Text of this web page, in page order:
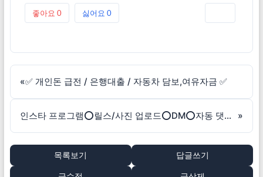
좋아요 0 싫어요 0
«✅ 개인돈 급전 / 은행대출 / 자동차 담보,여유자금 ✅
인스타 프로그램⭕릴스/사진 업로드⭕DM⭕자동 댓글 등록&팔로우&좋아요 »
목록보기 답글쓰기